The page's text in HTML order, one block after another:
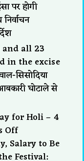
पर होगी
all 23
in the excise
सिसोदिया
घोटाले से
for Holi – 4
Off
Salary to Be
Festival: